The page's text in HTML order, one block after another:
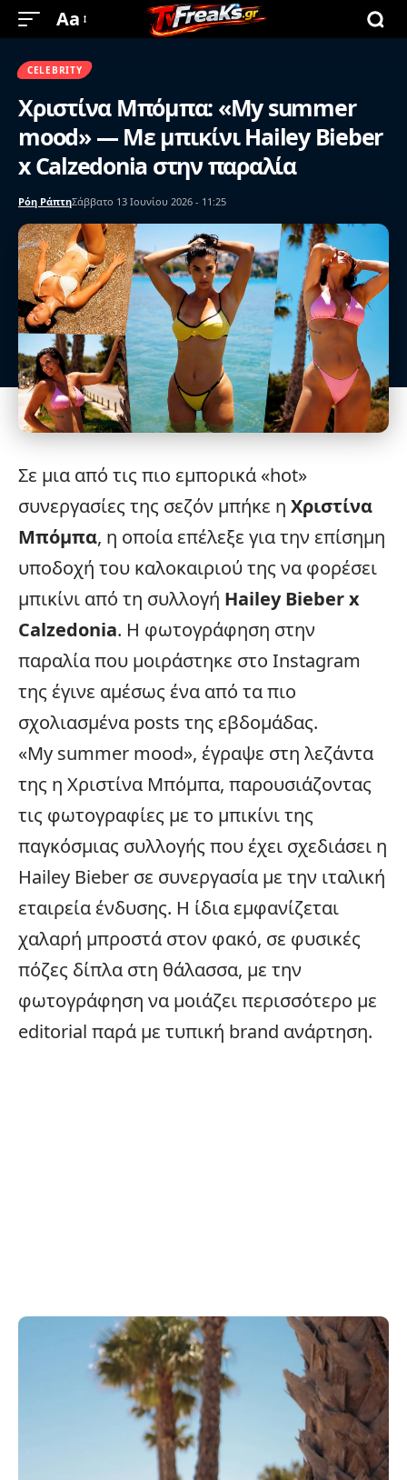
Aa
CELEBRITY
Χριστίνα Μπόμπα: «My summer
mood» — Με μπικίνι Hailey Bieber
x Calzedonia στην παραλία
Ρόη ΡάπτηΣάββατο 13 Ιουνίου 2026 - 11:25
Σε μια από τις πιο εμπορικά «hot»
συνεργασίες της σεζόν μπήκε η Χριστίνα
Μπόμπα, η οποία επέλεξε για την επίσημη
υποδοχή του καλοκαιριού της να φορέσει
μπικίνι από τη συλλογή Hailey Bieber x
Calzedonia. Η φωτογράφηση στην
παραλία που μοιράστηκε στο Instagram
της έγινε αμέσως ένα από τα πιο
σχολιασμένα posts της εβδομάδας.
«My summer mood», έγραψε στη λεζάντα
της η Χριστίνα Μπόμπα, παρουσιάζοντας
τις φωτογραφίες με το μπικίνι της
παγκόσμιας συλλογής που έχει σχεδιάσει η
Hailey Bieber σε συνεργασία με την ιταλική
εταιρεία ένδυσης. Η ίδια εμφανίζεται
χαλαρή μπροστά στον φακό, σε φυσικές
πόζες δίπλα στη θάλασσα, με την
φωτογράφηση να μοιάζει περισσότερο με
editorial παρά με τυπική brand ανάρτηση.